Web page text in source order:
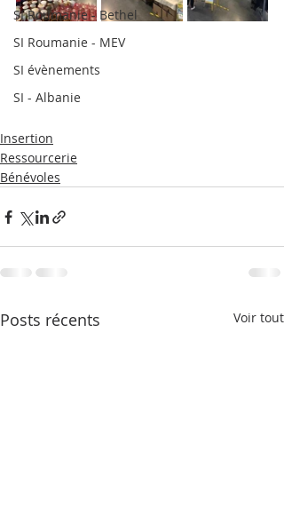
SI Roumanie - Bethel
SI Roumanie - MEV
SI évènements
SI - Albanie
Insertion
Ressourcerie
Bénévoles
Posts récents Voir tout